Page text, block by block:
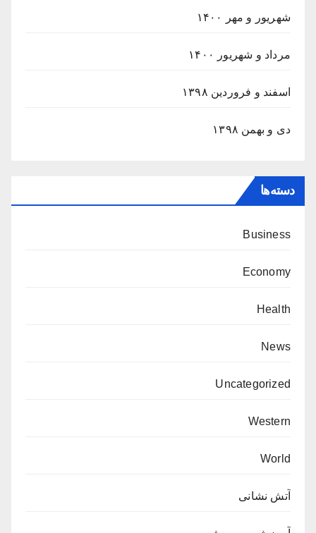
شهریور و مهر ۱۴۰۰
مرداد و شهریور ۱۴۰۰
اسفند و فروردین ۱۳۹۸
دی و بهمن ۱۳۹۸
دسته‌ها
Business
Economy
Health
News
Uncategorized
Western
World
آتش نشانی